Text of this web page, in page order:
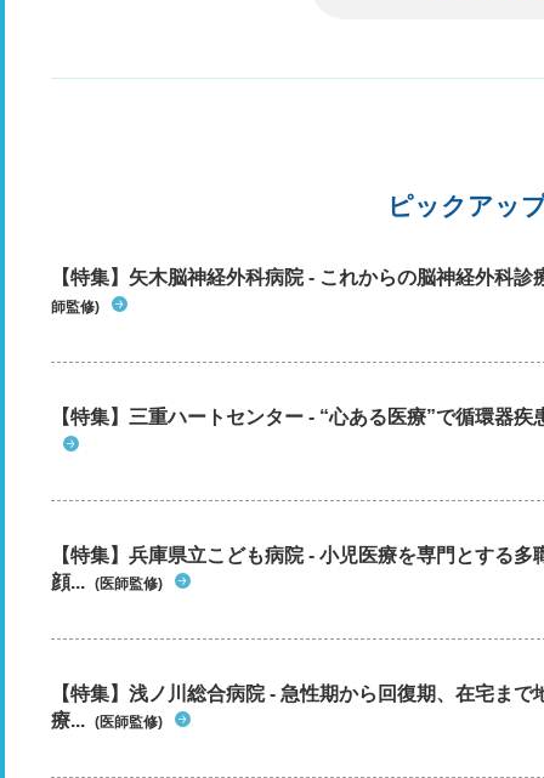
ピックアッ
【特集】矢木脳神経外科病院 - これからの脳神経外科
師監修)
【特集】三重ハートセンター - “心ある医療”で循環器疾
【特集】兵庫県立こども病院 - 小児医療を専門とする
顔... (医師監修)
【特集】浅ノ川総合病院 - 急性期から回復期、在宅ま
療... (医師監修)